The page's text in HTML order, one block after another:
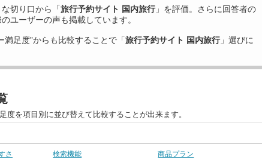
切り口から「旅行予約サイト 国内旅行」を評価。さらに回答者の
ユーザーの声も掲載しています。
満足度”からも比較することで「旅行予約サイト 国内旅行」選びに
度を項目別に並び替えて比較することが出来ます。
さ 検索機能
商品プラン